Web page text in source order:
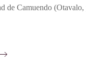
Camuendo (Otavalo,